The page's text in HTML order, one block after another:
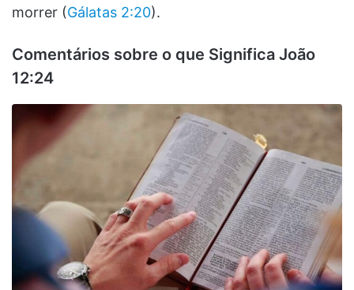
morrer (Gálatas 2:20).
Comentários sobre o que Significa João
12:24